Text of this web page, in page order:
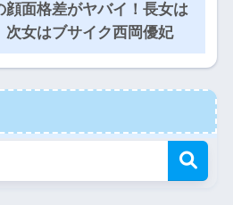
顔面格差がヤバイ！長女は
次女はブサイク西岡優妃